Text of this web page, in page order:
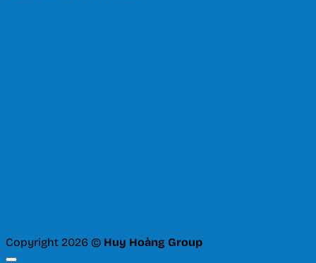
Copyright 2026 © Huy Hoàng Group